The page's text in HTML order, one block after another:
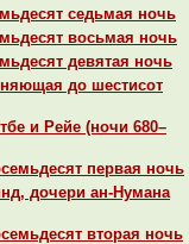
седьмая ночь
восьмая ночь
девятая ночь
до шестисот
и Рейе (ночи 680–
первая ночь
дочери ан-Нуманa
втоpaя ночь